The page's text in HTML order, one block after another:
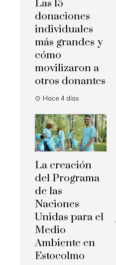
Las 15
donaciones
individuales
más grandes y
cómo
movilizaron a
otros donantes
Hace 4 días
La creación
del Programa
de las
Naciones
Unidas para el
Medio
Ambiente en
Estocolmo